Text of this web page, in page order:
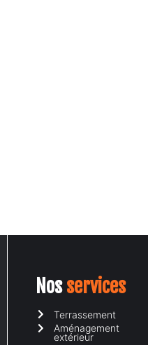
Nosservices
Terrassement
Aménagement
extérieur